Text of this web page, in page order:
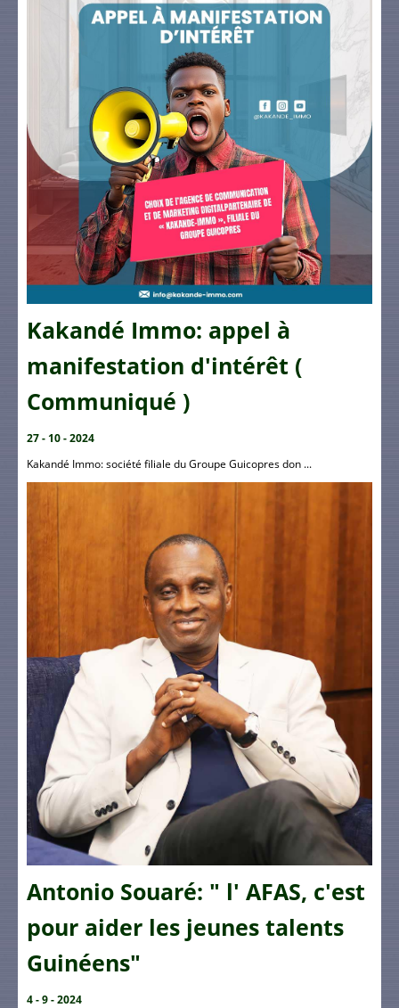
Kakandé Immo: appel à
manifestation d'intérêt (
Communiqué )
27 - 10 - 2024
Kakandé Immo: société filiale du Groupe Guicopres don ...
Antonio Souaré: " l' AFAS, c'est
pour aider les jeunes talents
Guinéens"
4 - 9 - 2024